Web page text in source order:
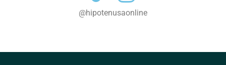
@hipotenusaonline